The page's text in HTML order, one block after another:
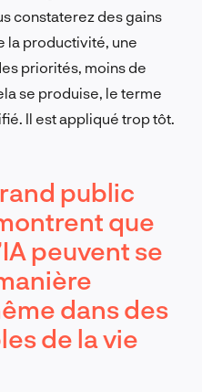
constaterez des gains
la productivité, une
priorités, moins de
se produise, le terme
Il est appliqué trop tôt.
public
que
peuvent se
dans des
de la vie